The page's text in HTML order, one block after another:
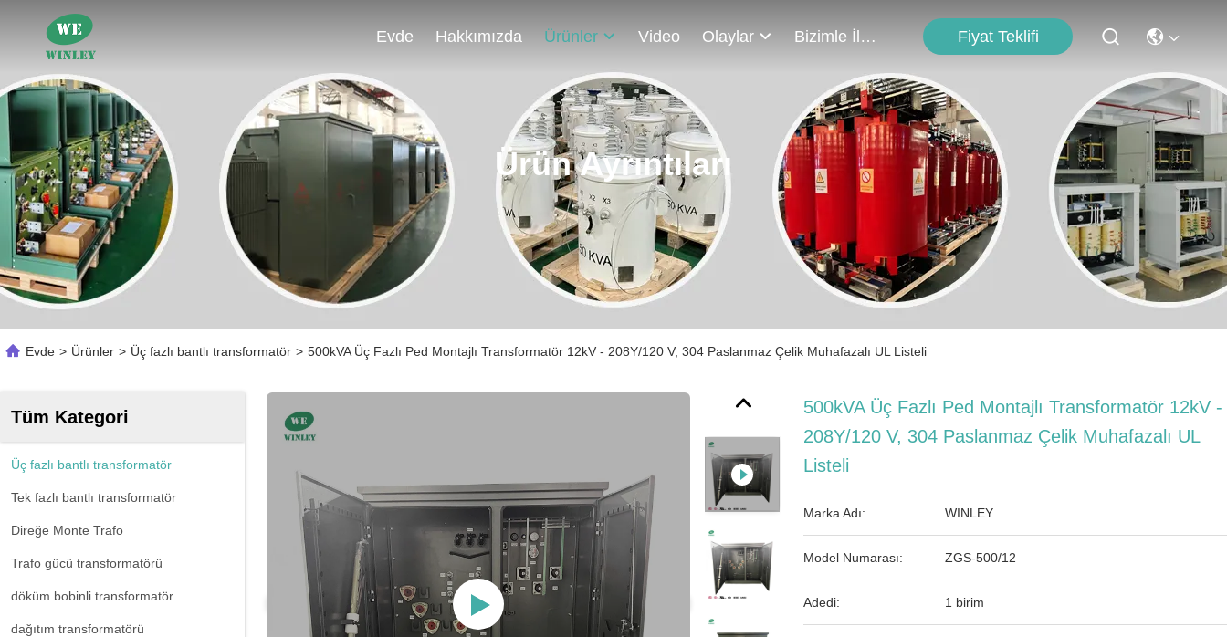
Evde Hakkımızda Ürünler Video Olaylar Bizimle İletişim Fiyat Teklifi
Ürün Ayrıntıları
Evde > Ürünler > Üç fazlı bantlı transformatör > 500kVA Üç Fazlı Ped Montajlı Transformatör 12kV - 208Y/120 V, 304 Paslanmaz Çelik Muhafazalı UL Listeli
Tüm Kategori
Üç fazlı bantlı transformatör
Tek fazlı bantlı transformatör
Direğe Monte Trafo
Trafo gücü transformatörü
döküm bobinli transformatör
dağıtım transformatörü
500kVA Üç Fazlı Ped Montajlı Transformatör 12kV -
208Y/120 V, 304 Paslanmaz Çelik Muhafazalı UL
Listeli
Marka Adı: WINLEY
Model Numarası: ZGS-500/12
Adedi: 1 birim